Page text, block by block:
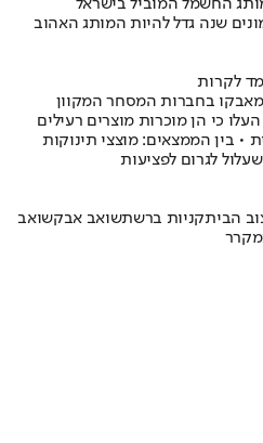
שנה גדל להיות המותג האהוב
לקרות
מאבקו בחברות המסחר המקוון
כי הן מוכרות מוצרים רעילים
• בין הממצאים: מוצצי תינוקות
לגרום לפציעות
הביתקניות ברשתשואב אבקשואב
מקרר